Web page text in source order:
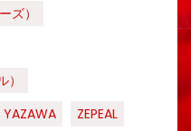
ズ）
YAZAWA
ZEPEAL